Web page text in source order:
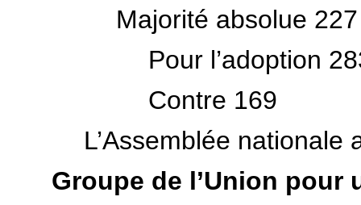
Majorité absolue 227
Pour l’adoption
Contre 169
L’Assemblée nationale
Groupe de l’Union pour